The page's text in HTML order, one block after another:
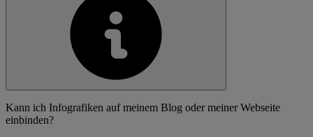
Kann ich Infografiken auf meinem Blog oder meiner Webseite
einbinden?